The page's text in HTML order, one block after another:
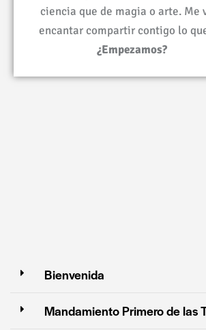
ciencia que de magia o arte. Me
encantar compartir contigo lo
¿Empezamos?
Bienvenida
Mandamiento Primero de las